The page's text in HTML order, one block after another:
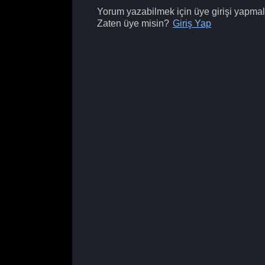
Yorum yazabilmek için üye girişi
Zaten üye misin? Giriş Yap